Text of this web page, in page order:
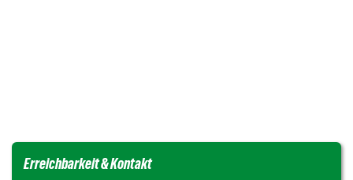
Erreichbarkeit & Kontakt